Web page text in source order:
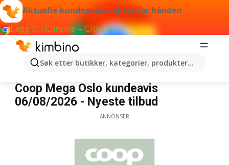
Aktuelle kundeaviser alltid for hånden
Legg til i Chrome – GRATIS
Søk etter butikker, kategorier, produkter...
Coop Mega Oslo
Coop Mega Oslo kundeavis
06/08/2026 - Nyeste tilbud
ANNONSER